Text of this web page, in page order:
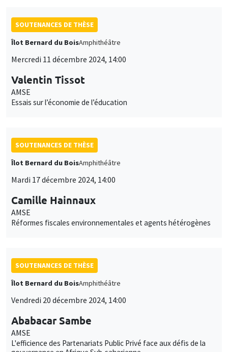
SOUTENANCES DE THÈSE
Îlot Bernard du BoisAmphithéâtre
Mercredi 11 décembre 2024, 14:00
Valentin Tissot
AMSE
Essais sur l’économie de l’éducation
SOUTENANCES DE THÈSE
Îlot Bernard du BoisAmphithéâtre
Mardi 17 décembre 2024, 14:00
Camille Hainnaux
AMSE
Réformes fiscales environnementales et agents hétérogènes
SOUTENANCES DE THÈSE
Îlot Bernard du BoisAmphithéâtre
Vendredi 20 décembre 2024, 14:00
Ababacar Sambe
AMSE
L'efficience des Partenariats Public Privé face aux défis de la